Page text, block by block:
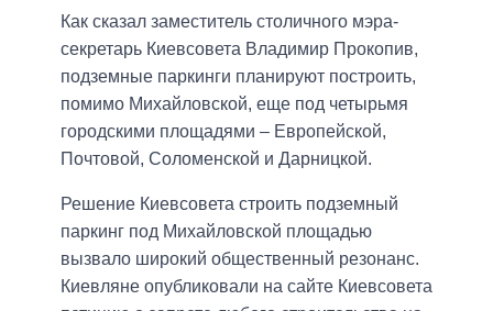
Как сказал заместитель столичного мэра-
секретарь Киевсовета Владимир Прокопив,
подземные паркинги планируют построить,
помимо Михайловской, еще под четырьмя
городскими площадями – Европейской,
Почтовой, Соломенской и Дарницкой.
Решение Киевсовета строить подземный
паркинг под Михайловской площадью
вызвало широкий общественный резонанс.
Киевляне опубликовали на сайте Киевсовета